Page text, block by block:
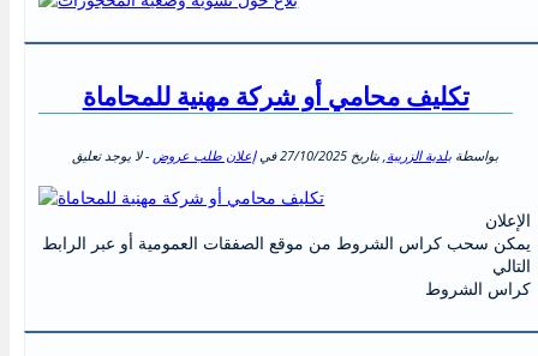
تكليف محامي أو شركة مهنية للمحاماة
بواسطةبلدية الزريبة, بتاريخ27/10/2025فيإعلان طلب عروض - لا يوجد تعليق
الإعلان
يمكن سحب كراس الشروط من موقع الصفقات العمومية أو عبر الرابط
التالي
كراس الشروط